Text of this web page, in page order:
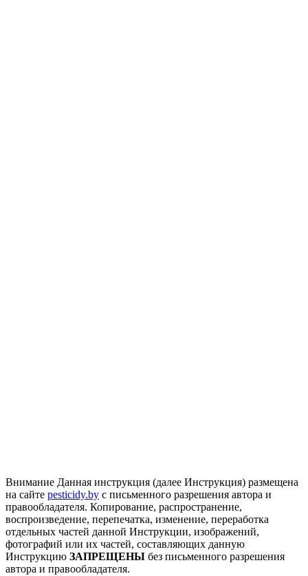
Внимание Данная инструкция (далее Инструкция) размещена
на сайте pesticidy.by с письменного разрешения автора и
правообладателя. Копирование, распространение,
воспроизведение, перепечатка, изменение, переработка
отдельных частей данной Инструкции, изображений,
фотографий или их частей, составляющих данную
Инструкцию ЗАПРЕЩЕНЫ без письменного разрешения
автора и правообладателя.